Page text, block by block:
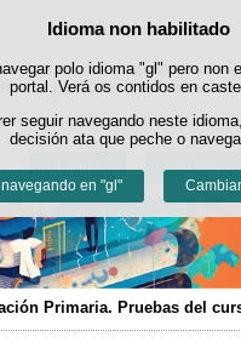
Política de cookies
utiliza cookies propias para
para obter estatísticas de
información no apartado
Aceptar Rexeitar
Idioma non habilitado
polo idioma "gl" pero non
portal. Verá os contidos en
seguir navegando neste
decisión ata que peche o
en "gl"
Saltar ao
Primaria. Pruebas del